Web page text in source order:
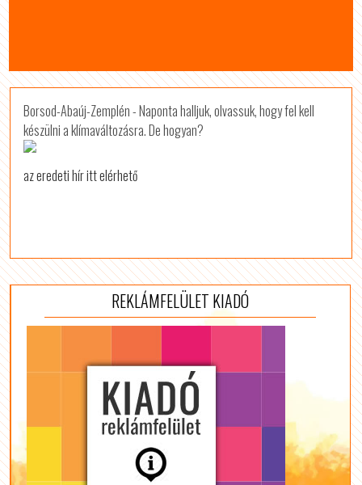
Borsod-Abaúj-Zemplén - Naponta halljuk, olvassuk, hogy fel kell
készülni a klímaváltozásra. De hogyan?
az eredeti hír itt elérhető
REKLÁMFELÜLET KIADÓ